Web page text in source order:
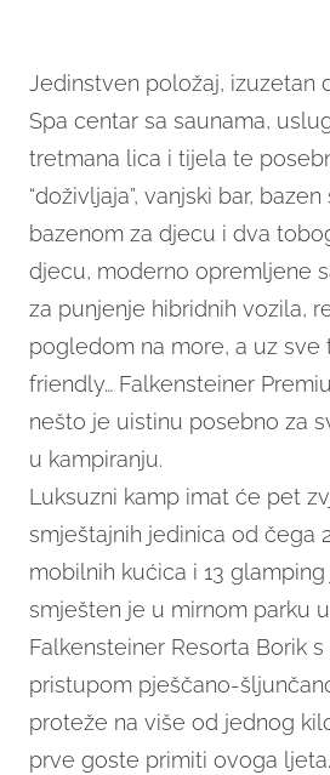
Jedinstven položaj, izuzetan
Spa centar sa saunama,
tretmana lica i tijela te
“doživljaja”, vanjski bar,
bazenom za djecu i dva
djecu, moderno opremljene
za punjenje hibridnih vozila,
pogledom na more, a uz sve
friendly… Falkensteiner
nešto je uistinu posebno za
u kampiranju.
Luksuzni kamp imat će pet
smještajnih jedinica od čega
mobilnih kućica i 13 glamping
smješten je u mirnom parku
Falkensteiner Resorta Borik
pristupom pješčano-
proteže na više od jednog
prve goste primiti ovoga ljeta.